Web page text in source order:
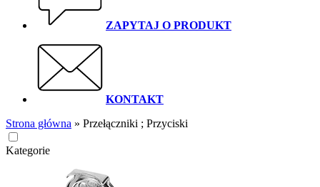
ZAPYTAJ O PRODUKT
KONTAKT
Strona główna » Przełączniki ; Przyciski
Kategorie